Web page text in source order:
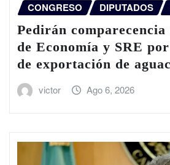
CONGRESO DIPUTADOS
Pedirán
de Economía y SRE
de exportación de
victor Ago 6, 2026